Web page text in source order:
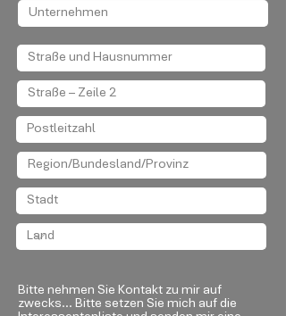
Bitte nehmen Sie Kontakt zu mir auf
zwecks... Bitte setzen Sie mich auf die